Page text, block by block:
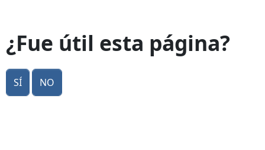
¿Fue útil esta página?
Sí No